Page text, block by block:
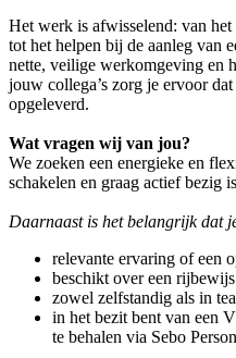
Het werk is afwisselend: van
tot het helpen bij de aanleg van
nette, veilige werkomgeving en
jouw collega’s zorg je ervoor
opgeleverd.
Wat vragen wij van jou?
We zoeken een energieke en
schakelen en graag actief bezig
Daarnaast is het belangrijk dat
relevante ervaring of een
beschikt over een
zowel zelfstandig als in
in het bezit bent van een
te behalen via Sebo